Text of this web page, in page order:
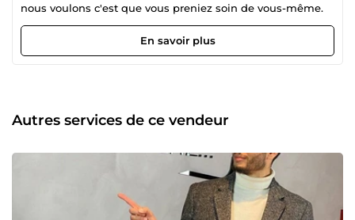
nous voulons c'est que vous preniez soin de vous-même.
En savoir plus
Autres services de ce vendeur